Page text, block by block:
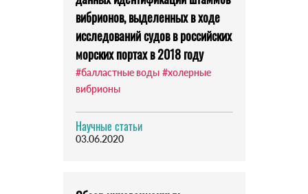
вибрионов, выделенных в ходе
исследований судов в российских
морских портах в 2018 году
#балластные воды #холерные
вибрионы
Научные статьи
03.06.2020